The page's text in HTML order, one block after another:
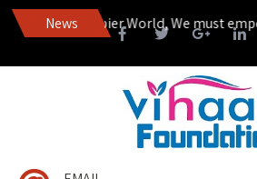
News
Live in a Happier World, We must